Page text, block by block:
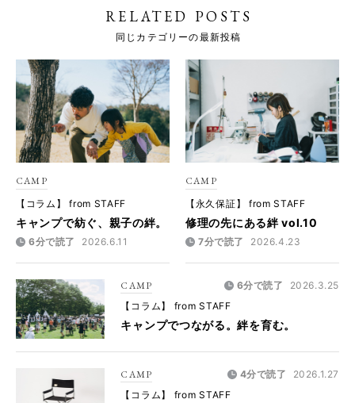
RELATED POSTS
同じカテゴリーの最新投稿
CAMP
【コラム】 from STAFF
キャンプで紡ぐ、親子の絆。
6分で読了 2026.6.11
CAMP
【永久保証】 from STAFF
修理の先にある絆 vol.10
7分で読了 2026.4.23
CAMP 6分で読了
2026.3.25
【コラム】 from STAFF
キャンプでつながる。絆を育む。
CAMP 4分で読了
2026.1.27
【コラム】 from STAFF